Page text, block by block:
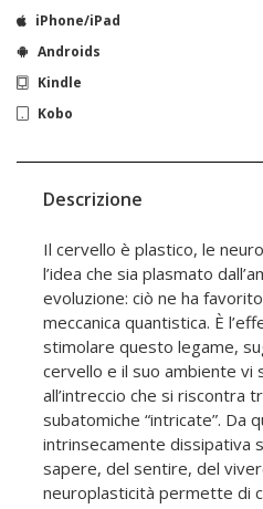
iPhone/iPad
Androids
Kindle
Kobo
Descrizione
Il cervello è plastico, le
l’idea che sia plasmato
evoluzione: ciò ne ha
meccanica quantistica. È
stimolare questo legame,
cervello e il suo ambiente vi
all’intreccio che si riscontra
subatomiche “intricate”. Da
intrinsecamente dissipativa
sapere, del sentire, del
neuroplasticità permette di